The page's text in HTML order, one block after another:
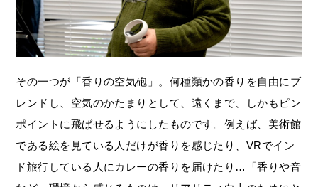
その一つが「香りの空気砲」。何種類かの香りを自由にブ
レンドし、空気のかたまりとして、遠くまで、しかもピン
ポイントに飛ばせるようにしたものです。例えば、美術館
である絵を見ている人だけが香りを感じたり、VRでイン
ド旅行している人にカレーの香りを届けたり…「香りや音